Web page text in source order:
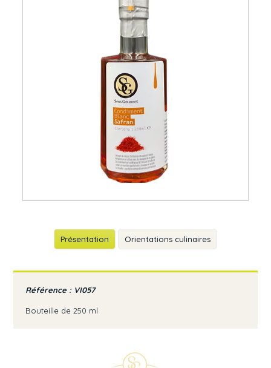
Présentation Orientations culinaires
Référence : VI057
Bouteille de 250 ml